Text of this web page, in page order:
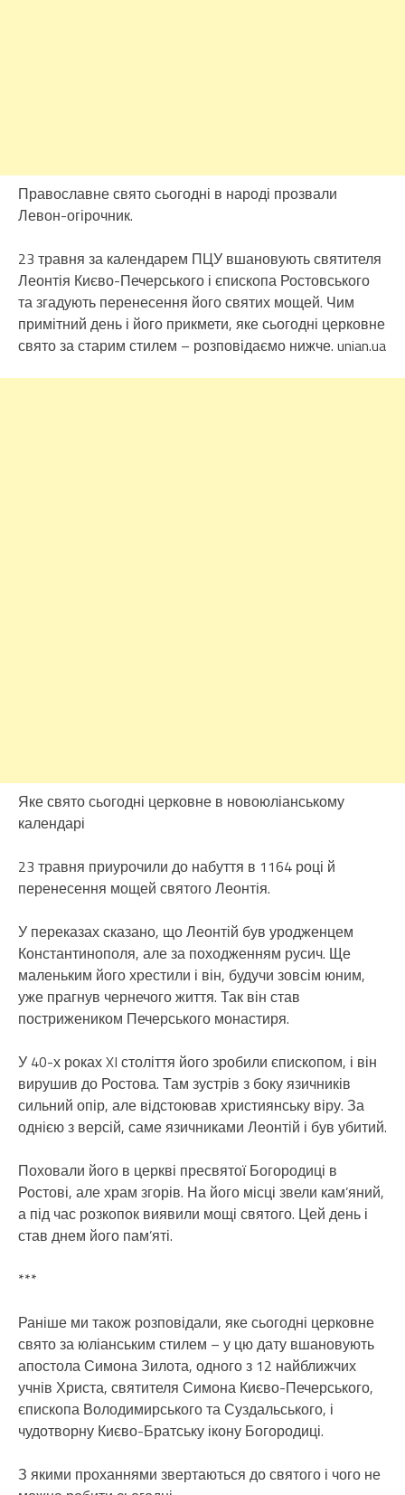
Православне свято сьогодні в народі прозвали
Левон-огірочник.
23 травня за календарем ПЦУ вшановують святителя
Леонтія Києво-Печерського і єпископа Ростовського
та згадують перенесення його святих мощей. Чим
примітний день і його прикмети, яке сьогодні церковне
свято за старим стилем – розповідаємо нижче. unian.ua
Яке свято сьогодні церковне в новоюліанському
календарі
23 травня приурочили до набуття в 1164 році й
перенесення мощей святого Леонтія.
У переказах сказано, що Леонтій був уродженцем
Константинополя, але за походженням русич. Ще
маленьким його хрестили і він, будучи зовсім юним,
уже прагнув чернечого життя. Так він став
пострижеником Печерського монастиря.
У 40-х роках XI століття його зробили єпископом, і він
вирушив до Ростова. Там зустрів з боку язичників
сильний опір, але відстоював християнську віру. За
однією з версій, саме язичниками Леонтій і був убитий.
Поховали його в церкві пресвятої Богородиці в
Ростові, але храм згорів. На його місці звели кам’яний,
а під час розкопок виявили мощі святого. Цей день і
став днем його пам’яті.
***
Раніше ми також розповідали, яке сьогодні церковне
свято за юліанським стилем – у цю дату вшановують
апостола Симона Зилота, одного з 12 найближчих
учнів Христа, святителя Симона Києво-Печерського,
єпископа Володимирського та Суздальського, і
чудотворну Києво-Братську ікону Богородиці.
З якими проханнями звертаються до святого і чого не